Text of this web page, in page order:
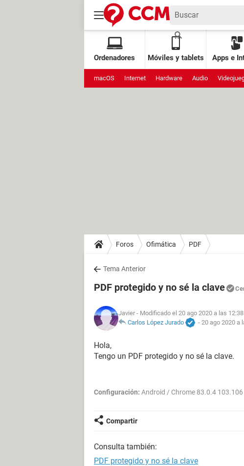
Ordenadores Móviles y tablets Apps e
macOS Internet Hardware Audio
Foros Ofimática PDF
Tema Anterior
PDF protegido y no sé la clave
Javier - Modificado el 20 ago 2020 a las 12:38
Carlos López Jurado
- 20 ago 2020 a
Hola,
Tengo un PDF protegido y no sé la clave.
Configuración: Android / Chrome 83.0.4 103.106
Compartir
Consulta también:
PDF protegido y no sé la clave